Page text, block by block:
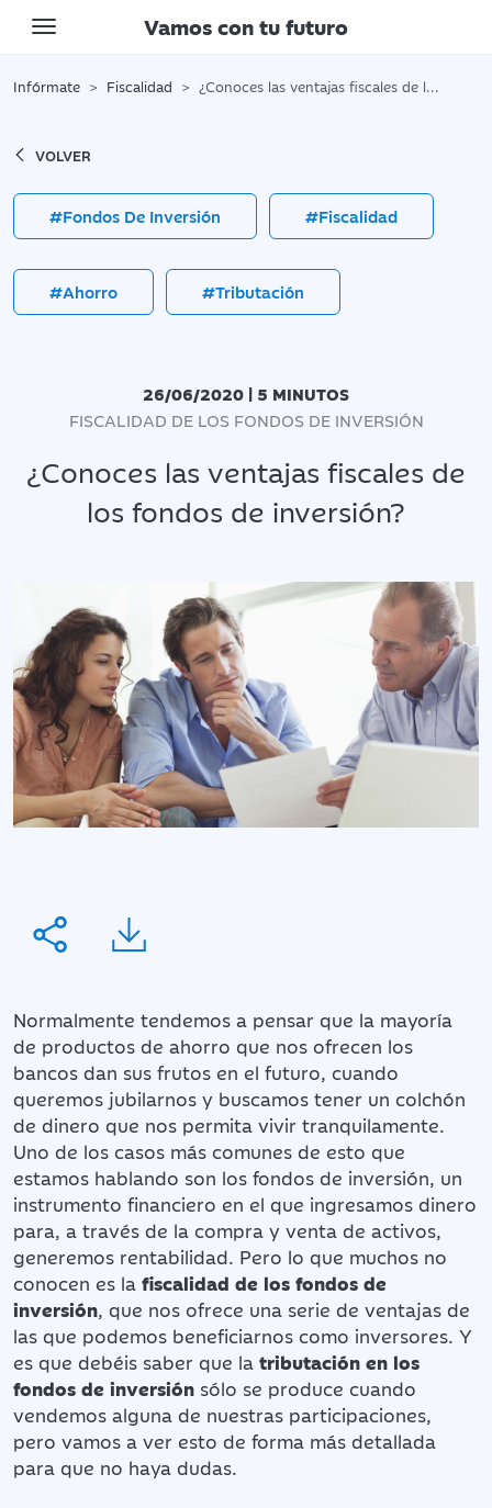
Toggle navigation
Vamos con tu futuro
Infórmate Fiscalidad ¿Conoces las ventajas fiscales de los fondos de inversión?
VOLVER
#Fondos De Inversión #Fiscalidad
#Ahorro #Tributación
26/06/2020 | 5 MINUTOS
FISCALIDAD DE LOS FONDOS DE INVERSIÓN
¿Conoces las ventajas fiscales de
los fondos de inversión?
Normalmente tendemos a pensar que la mayoría
de productos de ahorro que nos ofrecen los
bancos dan sus frutos en el futuro, cuando
queremos jubilarnos y buscamos tener un colchón
de dinero que nos permita vivir tranquilamente.
Uno de los casos más comunes de esto que
estamos hablando son los fondos de inversión, un
instrumento financiero en el que ingresamos dinero
para, a través de la compra y venta de activos,
generemos rentabilidad. Pero lo que muchos no
conocen es la fiscalidad de los fondos de
inversión, que nos ofrece una serie de ventajas de
las que podemos beneficiarnos como inversores. Y
es que debéis saber que la tributación en los
fondos de inversión sólo se produce cuando
vendemos alguna de nuestras participaciones,
pero vamos a ver esto de forma más detallada
para que no haya dudas.